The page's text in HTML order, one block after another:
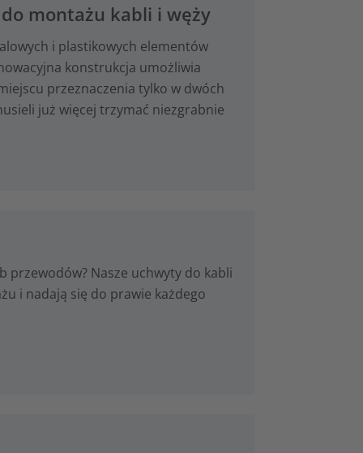
montażu kabli i węży
i plastikowych elementów
konstrukcja umożliwia
przeznaczenia tylko w dwóch
już więcej trzymać niezgrabnie
przewodów? Nasze uchwyty do kabli
i nadają się do prawie każdego